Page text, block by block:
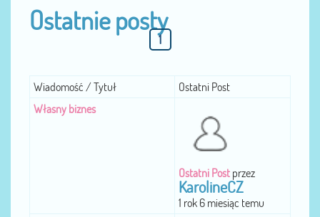
Ostatnie posty
1
Wiadomość / Tytuł Ostatni Post
Własny biznes
Ostatni Post przez
KarolineCZ
1 rok 6 miesiąc temu